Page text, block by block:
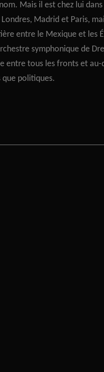
Mais il est chez lui
Madrid et Paris,
entre le Mexique et les
symphonique de
entre tous les fronts et
que politiques.